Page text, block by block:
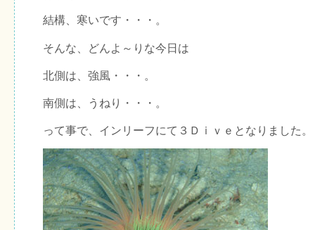
結構、寒いです・・・。
そんな、どんよ～りな今日は
北側は、強風・・・。
南側は、うねり・・・。
って事で、インリーフにて３Ｄｉｖｅとなりました。